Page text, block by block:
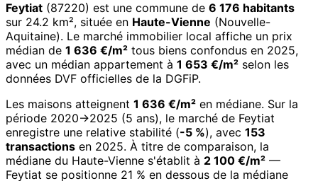
Feytiat (87220) est une commune de 6 176 habitants
sur 24.2 km², située en Haute-Vienne (Nouvelle-
Aquitaine). Le marché immobilier local affiche un prix
médian de 1 636 €/m² tous biens confondus en 2025,
avec un médian appartement à 1 653 €/m² selon les
données DVF officielles de la DGFiP.
Les maisons atteignent 1 636 €/m² en médiane. Sur la
période 2020→2025 (5 ans), le marché de Feytiat
enregistre une relative stabilité (-5 %), avec 153
transactions en 2025. À titre de comparaison, la
médiane du Haute-Vienne s'établit à 2 100 €/m² —
Feytiat se positionne 21 % en dessous de la médiane